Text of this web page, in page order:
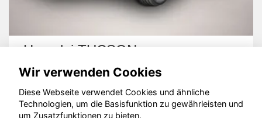
Hyundai TUCSON
© konjunkturmotor.de GmbH 2020 - 2026
Wir verwenden Cookies
Diese Webseite verwendet Cookies und ähnliche
Technologien, um die Basisfunktion zu gewährleisten und
um Zusatzfunktionen zu bieten.